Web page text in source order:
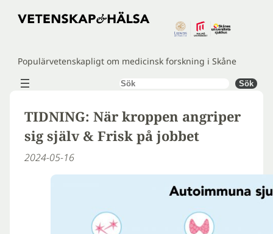
Hoppa
Populärvetenskapligt om medicinsk forskning i Skåne
Sök Sök
TIDNING: När kroppen angriper
sig själv & Frisk på jobbet
2024-05-16